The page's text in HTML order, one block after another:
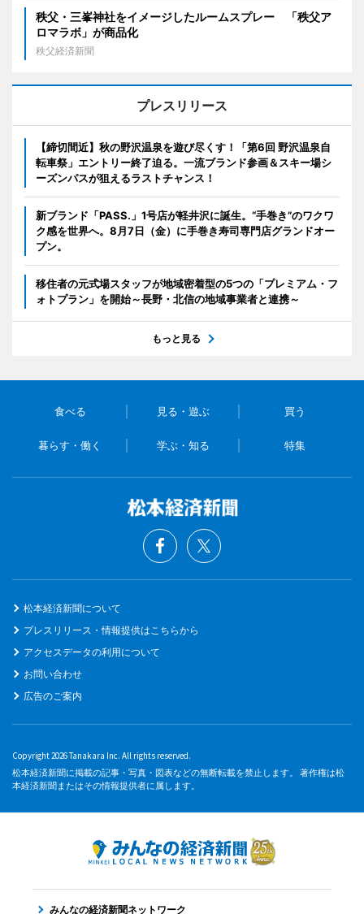
秩父・三峯神社をイメージしたルームスプレー 「秩父ア
ロマラボ」が商品化
秩父経済新聞
プレスリリース
【締切間近】秋の野沢温泉を遊び尽くす！「第6回 野沢温泉自
転車祭」エントリー終了迫る。一流ブランド参画＆スキー場シ
ーズンパスが狙えるラストチャンス！
新ブランド「PASS.」1号店が軽井沢に誕生。“手巻き”のワクワ
ク感を世界へ。8月7日（金）に手巻き寿司専門店グランドオー
プン。
移住者の元式場スタッフが地域密着型の5つの「プレミアム・フ
ォトプラン」を開始～長野・北信の地域事業者と連携～
もっと見る
食べる 見る・遊ぶ 買う
暮らす・働く 学ぶ・知る 特集
松本経済新聞について
プレスリリース・情報提供はこちらから
アクセスデータの利用について
お問い合わせ
広告のご案内
Copyright 2026 Tanakara Inc. All rights reserved.
松本経済新聞に掲載の記事・写真・図表などの無断転載を禁止します。 著作権は松
本経済新聞またはその情報提供者に属します。
みんなの経済新聞ネットワーク